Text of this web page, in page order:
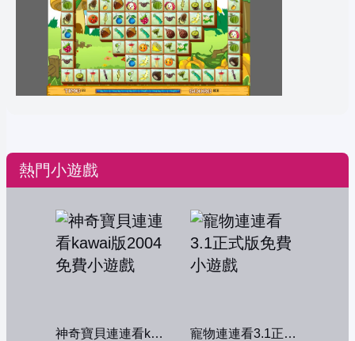
熱門小遊戲
神奇寶貝連連看kawai版2004 寵物連連看3.1正式版